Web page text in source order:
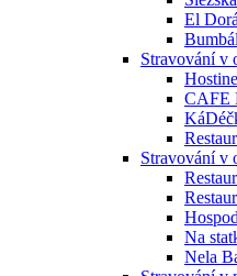
El
Stravování v
CAFE
Stravování v
Na
Nela